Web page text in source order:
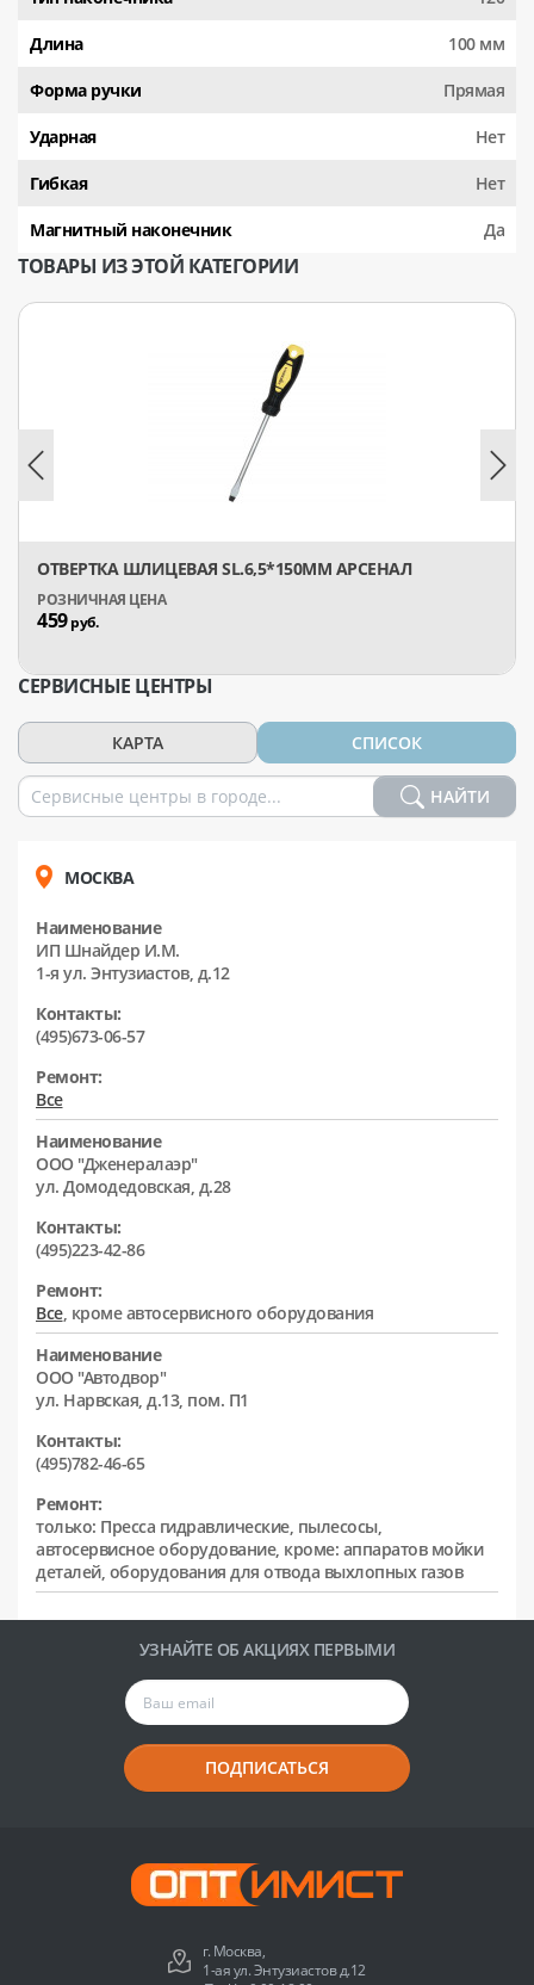
Длина 100 мм
Форма ручки Прямая
Ударная Нет
Гибкая Нет
Магнитный наконечник Да
ТОВАРЫ ИЗ ЭТОЙ КАТЕГОРИИ
ОТВЕРТКА ШЛИЦЕВАЯ SL.6,5*150ММ АРСЕНАЛ
459руб.
СЕРВИСНЫЕ ЦЕНТРЫ
КАРТА СПИСОК
НАЙТИ
МОСКВА
Наименование
ИП Шнайдер И.М.
1-я ул. Энтузиастов, д.12
Контакты:
(495)673-06-57
Ремонт:
Все
Наименование
ООО "Дженералаэр"
ул. Домодедовская, д.28
Контакты:
(495)223-42-86
Ремонт:
Все, кроме автосервисного оборудования
Наименование
ООО "Автодвор"
ул. Нарвская, д.13, пом. П1
Контакты:
(495)782-46-65
Ремонт:
только: Пресса гидравлические, пылесосы,
автосервисное оборудование, кроме: аппаратов мойки
деталей, оборудования для отвода выхлопных газов
УЗНАЙТЕ ОБ АКЦИЯХ ПЕРВЫМИ
ПОДПИСАТЬСЯ
г. Москва,
1-ая ул. Энтузиастов д.12